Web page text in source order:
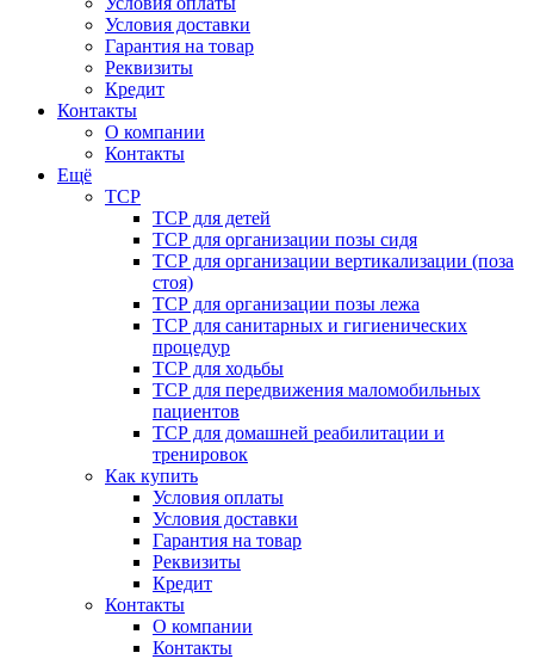
Условия доставки
Гарантия на товар
Реквизиты
Кредит
Контакты
О компании
Контакты
Ещё
ТСР
ТСР для детей
ТСР для организации позы сидя
ТСР для организации вертикализации (поза
стоя)
ТСР для организации позы лежа
ТСР для санитарных и гигиенических
процедур
ТСР для ходьбы
ТСР для передвижения маломобильных
пациентов
ТСР для домашней реабилитации и
тренировок
Как купить
Условия оплаты
Условия доставки
Гарантия на товар
Реквизиты
Кредит
Контакты
О компании
Контакты